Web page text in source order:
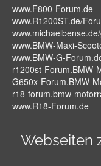
www.F800-Forum.de
www.R1200ST.de/
www.BMW-Maxi-
www.BMW-G-
r1200st-Forum.BMW-
G650x-Forum.BMW-
r18-forum.bmw-
www.R18-Forum.de
Webseiten